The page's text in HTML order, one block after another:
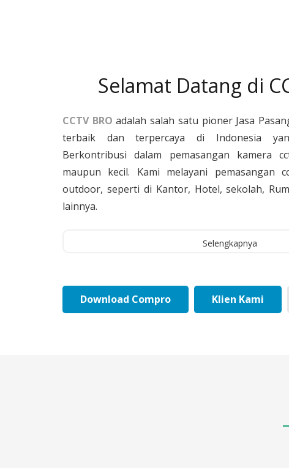
Selamat Datang di
CCTV BRO adalah salah satu pioner Jasa
terbaik dan terpercaya di Indonesia
Berkontribusi dalam pemasangan kamera
maupun kecil. Kami melayani pemasangan
outdoor, seperti di Kantor, Hotel, sekolah,
lainnya.
Selengkapnya
Download Compro Klien Kami